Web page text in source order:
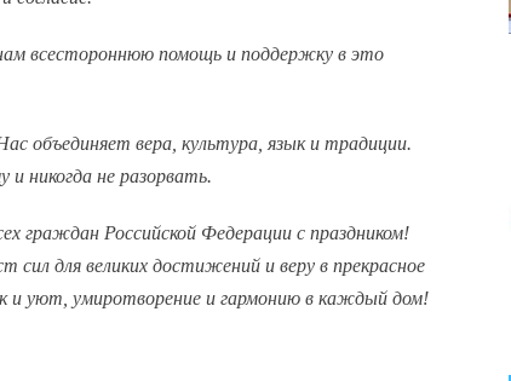
всестороннюю помощь и поддержку в это
объединяет вера, культура, язык и традиции.
и никогда не разорвать.
граждан Российской Федерации с праздником!
сил для великих достижений и веру в прекрасное
и уют, умиротворение и гармонию в каждый дом!